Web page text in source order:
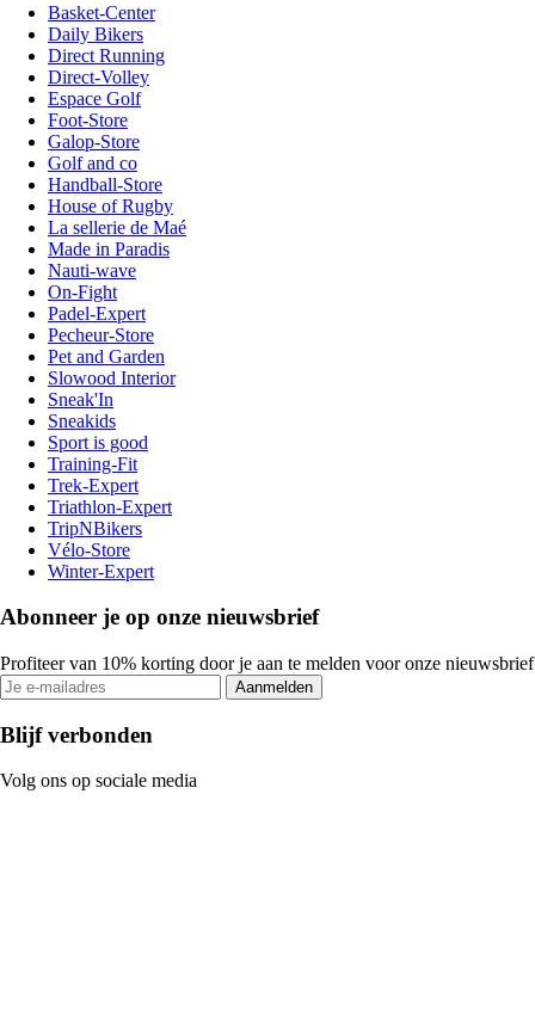
Basket-Center
Daily Bikers
Direct Running
Direct-Volley
Espace Golf
Foot-Store
Galop-Store
Golf and co
Handball-Store
House of Rugby
La sellerie de Maé
Made in Paradis
Nauti-wave
On-Fight
Padel-Expert
Pecheur-Store
Pet and Garden
Slowood Interior
Sneak'In
Sneakids
Sport is good
Training-Fit
Trek-Expert
Triathlon-Expert
TripNBikers
Vélo-Store
Winter-Expert
Abonneer je op onze nieuwsbrief
Profiteer van 10% korting door je aan te melden voor onze nieuwsbrief
Aanmelden
Blijf verbonden
Volg ons op sociale media